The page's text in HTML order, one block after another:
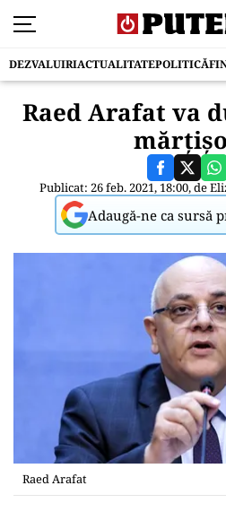
DEZVALUIRIACTUALITATEPOLITICĂ
Raed Arafat va
Publicat: 26 feb. 2021, 18:00, de
Adaugă-ne ca sursă
Raed Arafat